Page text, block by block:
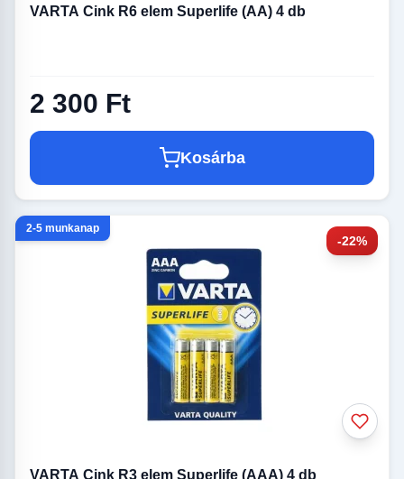
VARTA Cink R6 elem Superlife (AA) 4 db
2 300 Ft
Kosárba
-22%
2-5 munkanap
VARTA Cink R3 elem Superlife (AAA) 4 db